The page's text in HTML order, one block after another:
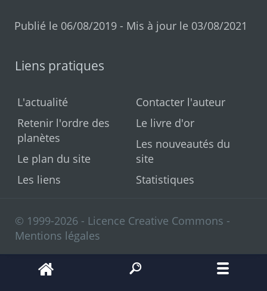
Publié le 06/08/2019 - Mis à jour le 03/08/2021
Liens pratiques
L'actualité
Retenir l'ordre des
planètes
Le plan du site
Les liens
Contacter l'auteur
Le livre d'or
Les nouveautés du
site
Statistiques
© 1999-2026 - Licence Creative Commons -
Mentions légales